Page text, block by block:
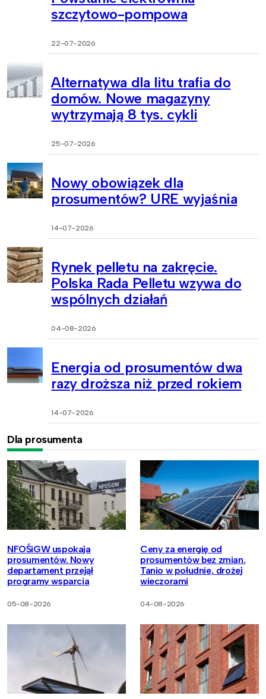
szczytowo-pompowa
22-07-2026
Alternatywa dla litu trafia do
domów. Nowe magazyny
wytrzymają 8 tys. cykli
25-07-2026
Nowy obowiązek dla
prosumentów? URE wyjaśnia
14-07-2026
Rynek pelletu na zakręcie.
Polska Rada Pelletu wzywa do
wspólnych działań
04-08-2026
Energia od prosumentów dwa
razy droższa niż przed rokiem
14-07-2026
Dla prosumenta
NFOŚiGW uspokaja
prosumentów. Nowy
departament przejął
programy wsparcia
05-08-2026
Ceny za energię od
prosumentów bez zmian.
Tanio w południe, drożej
wieczorami
04-08-2026